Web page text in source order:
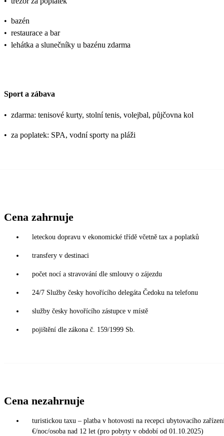
• bazén
• restaurace a bar
• lehátka a slunečníky u bazénu zdarma
Sport a zábava
• zdarma: tenisové kurty, stolní tenis, volejbal, půjčovna kol
• za poplatek: SPA, vodní sporty na pláži
Cena zahrnuje
leteckou dopravu v ekonomické třídě včetně tax a poplatků
transfery v destinaci
počet nocí a stravování dle smlouvy o zájezdu
24/7 Služby česky hovořícího delegáta Čedoku na telefonu
služby česky hovořícího zástupce v místě
pojištění dle zákona č. 159/1999 Sb.
Cena nezahrnuje
turistickou taxu – platba v hotovosti na recepci ubytovacího
€/noc/osoba nad 12 let (pro pobyty v období od 01.10.2025)